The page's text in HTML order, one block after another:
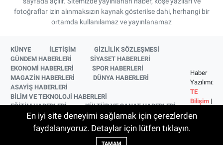
fotoğraflar izin alınmaksızın kaynak gösterilse dahi, herhangi bir
ortamda kullanılamaz ve yayınlanamaz
KÜNYE İLETİŞİM
GİZLİLİK SÖZLEŞMESİ
GÜNDEM HABERLERİ
SİYASET HABERLERİ
EKONOMİ HABERLERİ
SPOR HABERLERİ
MAGAZİN HABERLERİ
DÜNYA HABERLERİ
ASAYİŞ HABERLERİ
BİLİM VE TEKNOLOJİ HABERLERİ
EĞİTİM HABERLERİ
KÜLTÜR VE SANAT HABERLERİ
SAĞLIK HABERLERİ
YAŞAM HABERLERİ
YEREL HABERLER
İZMİR HABERLERİ
SİNEMA VE TELEVİZYON HABERLERİ
Haber
Yazılımı:
TE
Bilişim |
© 2026
En iyi site deneyimi sağlamak için çerezlerden
faydalanıyoruz. Detaylar için lütfen tıklayın.